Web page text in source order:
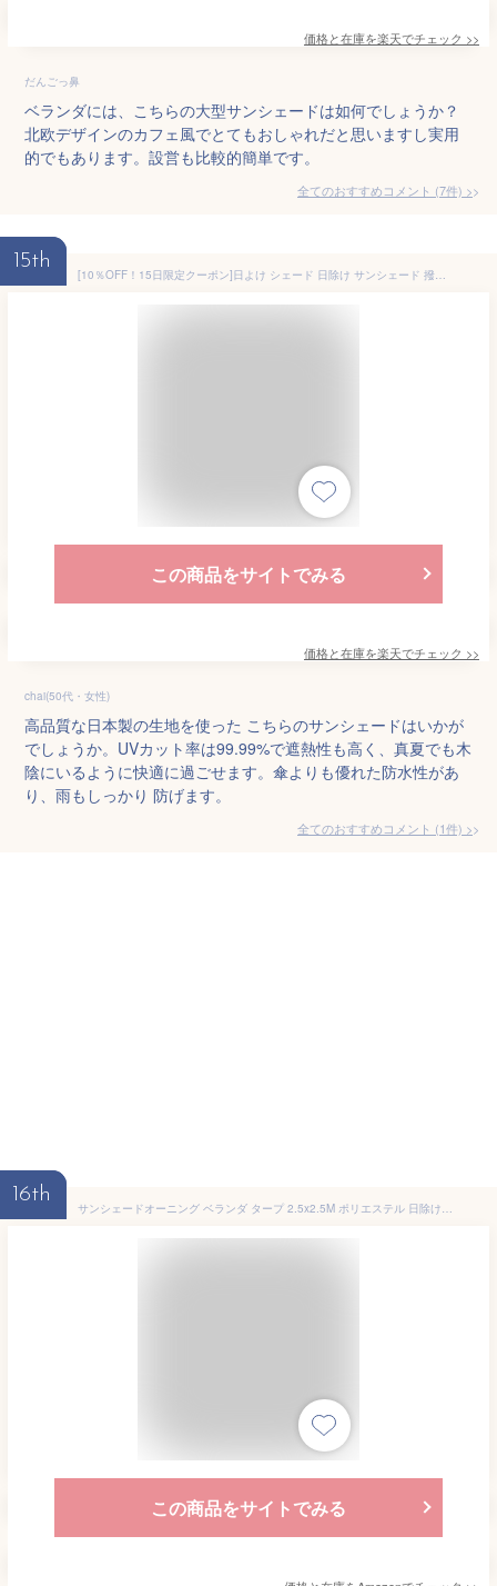
価格と在庫を楽天でチェック >>
だんごっ鼻
ベランダには、こちらの大型サンシェードは如何でしょうか？
北欧デザインのカフェ風でとてもおしゃれだと思いますし実用
的でもあります。設営も比較的簡単です。
全てのおすすめコメント (7件) >
15th
[10％OFF！15日限定クーポン]日よけ シェード 日除け サンシェード 撥水 UVカット 紫外線99.99％カット ウルトラサンシェード USS 幅185cm 丈180cm 既製サイズ 雨よけ 防水 ウッドデッキ ベランダ 紫外線予防 省エネ 節電 エコ CSZ
この商品をサイトでみる
価格と在庫を楽天でチェック >>
chai(50代・女性)
高品質な日本製の生地を使った こちらのサンシェードはいかが
でしょうか。UVカット率は99.99%で遮熱性も高く、真夏でも木
陰にいるように快適に過ごせます。傘よりも優れた防水性があ
り、雨もしっかり 防げます。
全てのおすすめコメント (1件) >
16th
サンシェードオーニング ベランダ タープ 2.5x2.5M ポリエステル 日除け シェード 防水シェード 風通しもよい 紫外線98％カット取付簡単 ベランダ廊下/庭下/庭先用, ダークグレー, 21996
この商品をサイトでみる